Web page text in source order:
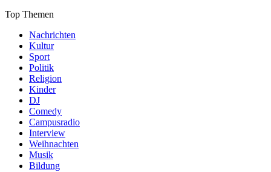
Top Themen
Nachrichten
Kultur
Sport
Politik
Religion
Kinder
DJ
Comedy
Campusradio
Interview
Weihnachten
Musik
Bildung